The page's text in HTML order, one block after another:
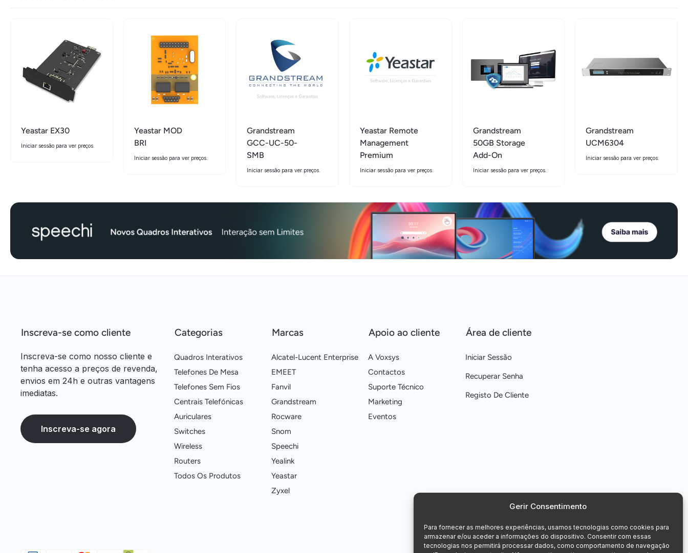
Gerir Consentimento
Para fornecer as melhores experiências, usamos tecnologias como cookies para
armazenar e/ou aceder a informações do dispositivo. Consentir com essas
tecnologias nos permitirá processar dados, como comportamento de navegação
Yeastar EX30
Iniciar sessão para ver preços.
Yeastar MOD
BRI
Iniciar sessão para ver preços.
Grandstream
GCC-UC-50-
SMB
Iniciar sessão para ver preços.
Yeastar Remote
Management
Premium
Iniciar sessão para ver preços.
Grandstream
50GB Storage
Add-On
Iniciar sessão para ver preços.
Grandstream
UCM6304
Iniciar sessão para ver preços.
Inscreva-se como cliente
Inscreva-se como nosso cliente e
tenha acesso a preços de revenda,
envios em 24h e outras vantagens
imediatas.
Inscreva-se agora
Categorias
Quadros Interativos
Telefones De Mesa
Telefones Sem Fios
Centrais Telefónicas
Auriculares
Switches
Wireless
Routers
Todos Os Produtos
Marcas
Alcatel-Lucent Enterprise
EMEET
Fanvil
Grandstream
Rocware
Snom
Speechi
Yealink
Yeastar
Zyxel
Apoio ao cliente
A Voxsys
Contactos
Suporte Técnico
Marketing
Eventos
Área de cliente
Iniciar Sessão
Recuperar Senha
Registo De Cliente